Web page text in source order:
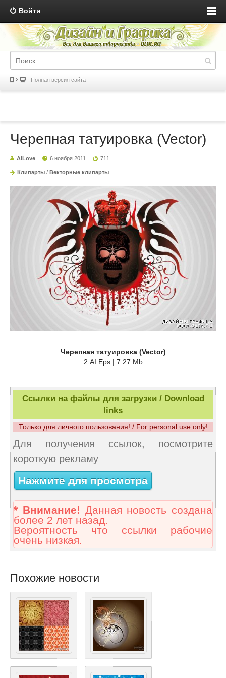
Войти
Полная версия сайта
Черепная татуировка (Vector)
AILove 6 ноября 2011 711
Клипарты / Векторные клипарты
Черепная татуировка (Vector)
2 AI Eps | 7.27 Mb
Ссылки на файлы для загрузки / Download
links
Только для личного пользования! / For personal use only!
Для получения ссылок, посмотрите
короткую рекламу
Нажмите для просмотра
* Внимание! Данная новость создана
более 2 лет назад.
Вероятность что ссылки рабочие
очень низкая.
Похожие новости